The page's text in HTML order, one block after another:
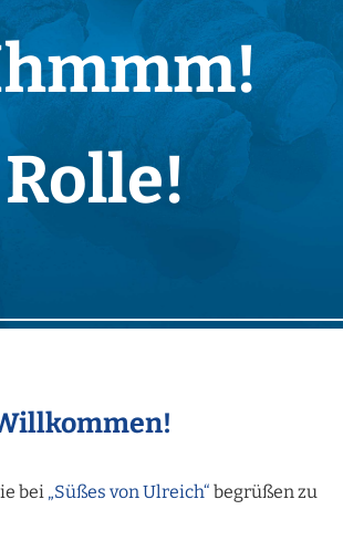
Rolle!
bei „Süßes von Ulreich“ begrüßen zu